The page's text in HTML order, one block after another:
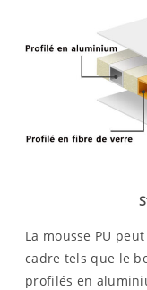
La mousse PU
cadre tels que le
profilés en